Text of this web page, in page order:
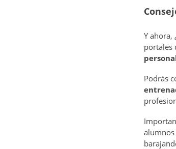
Y ahora,
portales
Podrás